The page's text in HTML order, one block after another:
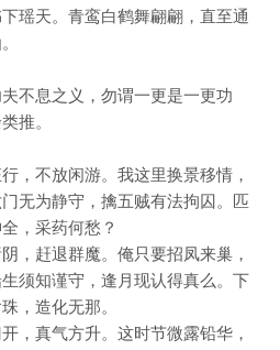
瑶天。青鸾白鹤舞翩翩，直至通
不息之义，勿谓一更是一更功
推。
，不放闲游。我这里换景移情，
无为静守，擒五贼有法拘囚。匹
，采药何愁？
，赶退群魔。俺只要招凤来巢，
须知谨守，逢月现认得真么。下
，造化无那。
，真气方升。这时节微露铅华，